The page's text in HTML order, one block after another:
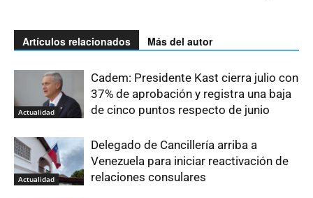
Artículos relacionados Más del autor
Actualidad
Cadem: Presidente Kast cierra julio con
37% de aprobación y registra una baja
de cinco puntos respecto de junio
Actualidad
Delegado de Cancillería arriba a
Venezuela para iniciar reactivación de
relaciones consulares